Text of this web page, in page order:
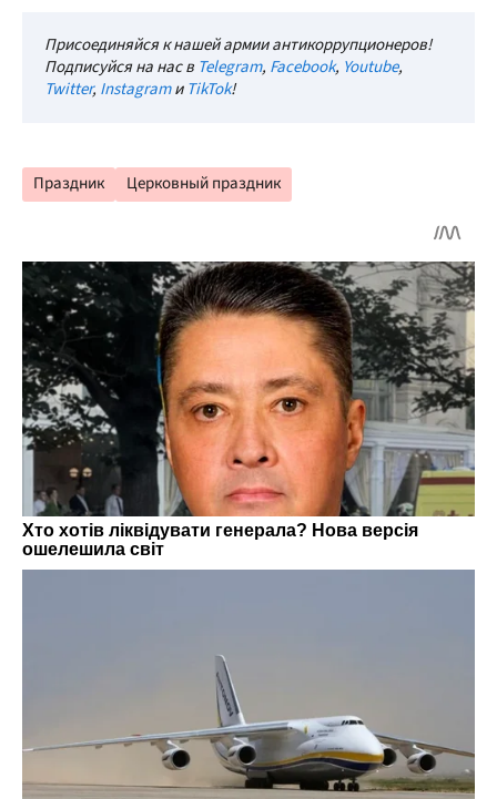
Присоединяйся к нашей армии антикоррупционеров!
Подписуйся на нас в Telegram, Facebook, Youtube,
Twitter, InstagramиTikTok!
Праздник Церковный праздник